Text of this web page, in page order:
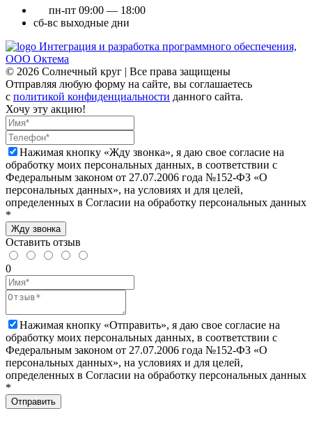
пн-пт 09:00 — 18:00
сб-вс выходные дни
Интеграция и разработка программного обеспечения,
ООО Октема
© 2026 Солнечный круг | Все права защищены
Отправляя любую форму на сайте, вы соглашаетесь
с политикой конфиденциальности данного сайта.
Хочу эту акцию!
Нажимая кнопку «Жду звонка», я даю свое согласие на
обработку моих персональных данных, в соответствии с
Федеральным законом от 27.07.2006 года №152-ФЗ «О
персональных данных», на условиях и для целей,
определенных в Согласии на обработку персональных данных
*
Жду звонка
Оставить отзыв
0
Нажимая кнопку «Отправить», я даю свое согласие на
обработку моих персональных данных, в соответствии с
Федеральным законом от 27.07.2006 года №152-ФЗ «О
персональных данных», на условиях и для целей,
определенных в Согласии на обработку персональных данных
*
Отправить